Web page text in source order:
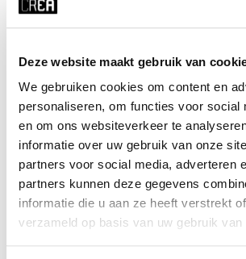
Deze website maakt gebruik van
We gebruiken cookies om content en
personaliseren, om functies voor social
en om ons websiteverkeer te
informatie over uw gebruik van onze
partners voor social media, adverteren
partners kunnen deze gegevens
informatie die u aan ze heeft verstrekt
verzameld op basis van uw gebruik
Popbands